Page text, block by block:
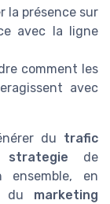
la présence sur
avec la ligne
comment les
avec
du trafic
de
ensemble, en
du marketing